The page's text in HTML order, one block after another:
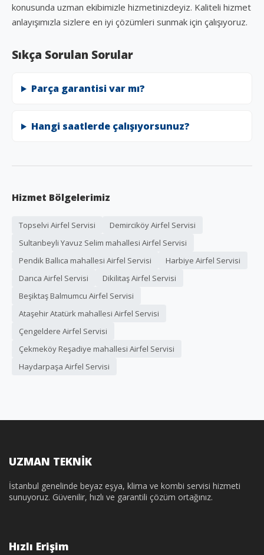
konusunda uzman ekibimizle hizmetinizdeyiz. Kaliteli hizmet
anlayışımızla sizlere en iyi çözümleri sunmak için çalışıyoruz.
Sıkça Sorulan Sorular
Parça garantisi var mı?
Hangi saatlerde çalışıyorsunuz?
Hizmet Bölgelerimiz
Topselvi Airfel Servisi
Demirciköy Airfel Servisi
Sultanbeyli Yavuz Selim mahallesi Airfel Servisi
Pendik Ballıca mahallesi Airfel Servisi
Harbiye Airfel Servisi
Darıca Airfel Servisi
Dikilitaş Airfel Servisi
Beşiktaş Balmumcu Airfel Servisi
Ataşehir Atatürk mahallesi Airfel Servisi
Çengeldere Airfel Servisi
Çekmeköy Reşadiye mahallesi Airfel Servisi
Haydarpaşa Airfel Servisi
UZMAN TEKNİK
İstanbul genelinde beyaz eşya, klima ve kombi servisi hizmeti
sunuyoruz. Güvenilir, hızlı ve garantili çözüm ortağınız.
Hızlı Erişim